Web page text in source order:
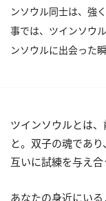
ンソウル同士は、強
事では、ツインソウ
ンソウルに出会った
ツインソウルとは
と。双子の魂であ
互いに試練を与え合
あなたの身近にい